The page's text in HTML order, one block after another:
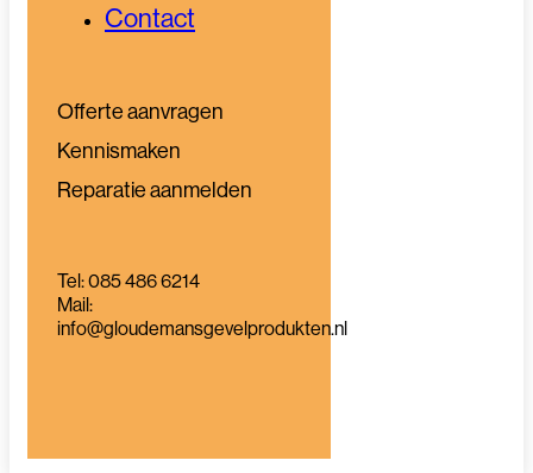
Contact
Offerte aanvragen
Kennismaken
Reparatie aanmelden
Tel: 085 486 6214
Mail:
info@gloudemansgevelprodukten.nl